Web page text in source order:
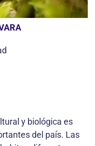
y biológica es
del país. Las